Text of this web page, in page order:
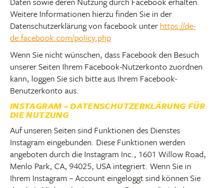
Weitere Informationen hierzu finden Sie in der
Datenschutzerklärung von facebook unterhttps://de-
de.facebook.com/policy.php
Wenn Sie nicht wünschen, dass Facebook den Besuch
unserer Seiten Ihrem Facebook-Nutzerkonto zuordnen
kann, loggen Sie sich bitte aus Ihrem Facebook-
Benutzerkonto aus.
INSTAGRAM – DATENSCHUTZERKLÄRUNG FÜR
DIE NUTZUNG
Auf unseren Seiten sind Funktionen des Dienstes
Instagram eingebunden. Diese Funktionen werden
angeboten durch die Instagram Inc., 1601 Willow Road,
Menlo Park, CA, 94025, USA integriert. Wenn Sie in
Ihrem Instagram – Account eingeloggt sind können Sie